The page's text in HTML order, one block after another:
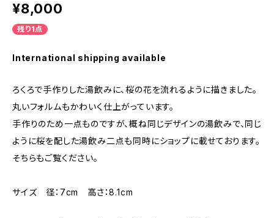
¥8,000
残り1点
International shipping available
ろくろで手作りした湯飲みに、桜の花を流れるように描きました。
丸いフォルムもかわいく仕上がっています。
手作りのため一点ものですが、概ね同じデザインの湯飲みで、同じ
ように桜を配した湯飲み二点も同時にショップに載せております。
そちらもご覧ください。
サイズ 径：7cm 高さ：8.1cm